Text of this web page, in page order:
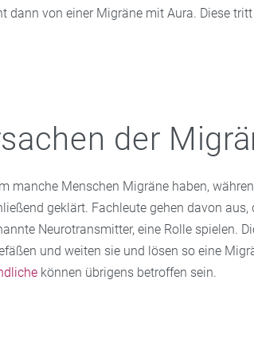
dann von einer Migräne mit Aura. Diese
der
manche Menschen Migräne haben,
geklärt. Fachleute gehen davon
Neurotransmitter, eine Rolle spielen.
und weiten sie und lösen so eine
können übrigens betroffen sein.